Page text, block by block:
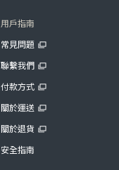
用戶指南
常見問題
聯繫我們
付款方式
關於運送
關於退貨
安全指南